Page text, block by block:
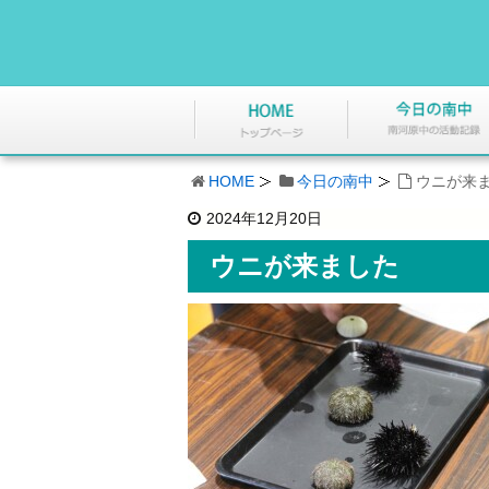
HOME 今日の南中 ウニが来
2024年12月20日
ウニが来ました